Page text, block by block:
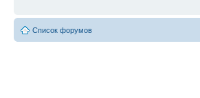
Список форумов